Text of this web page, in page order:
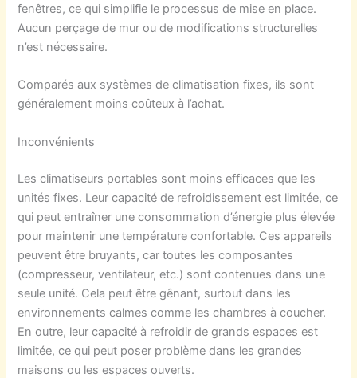
fenêtres, ce qui simplifie le processus de mise en place.
Aucun perçage de mur ou de modifications structurelles
n’est nécessaire.
Comparés aux systèmes de climatisation fixes, ils sont
généralement moins coûteux à l’achat.
Inconvénients
Les climatiseurs portables sont moins efficaces que les
unités fixes. Leur capacité de refroidissement est limitée, ce
qui peut entraîner une consommation d’énergie plus élevée
pour maintenir une température confortable. Ces appareils
peuvent être bruyants, car toutes les composantes
(compresseur, ventilateur, etc.) sont contenues dans une
seule unité. Cela peut être gênant, surtout dans les
environnements calmes comme les chambres à coucher.
En outre, leur capacité à refroidir de grands espaces est
limitée, ce qui peut poser problème dans les grandes
maisons ou les espaces ouverts.